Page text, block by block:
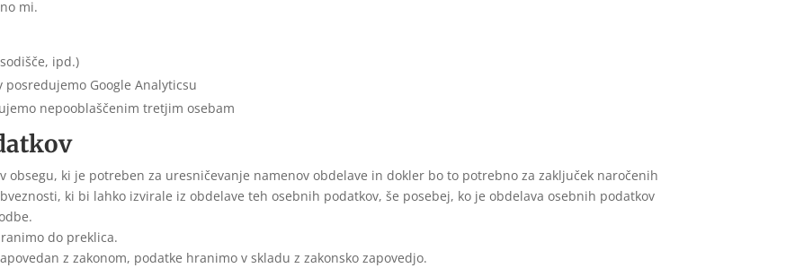
mi.
ipd.)
Google Analyticsu
nepooblaščenim tretjim osebam
obsegu, ki je potreben za uresničevanje namenov obdelave in dokler bo to potrebno za zaključek naročenih
ki bi lahko izvirale iz obdelave teh osebnih podatkov, še posebej, ko je obdelava osebnih podatkov
do preklica.
z zakonom, podatke hranimo v skladu z zakonsko zapovedjo.